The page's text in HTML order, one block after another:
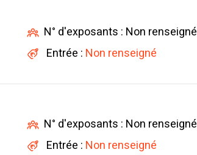
N° d'exposants : Non renseigné
Entrée : Non renseigné
N° d'exposants : Non renseigné
Entrée : Non renseigné